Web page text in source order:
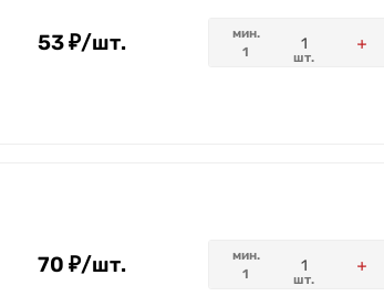
53₽/шт.
мин.
1
шт.
70 ₽/шт.
мин.
1
шт.